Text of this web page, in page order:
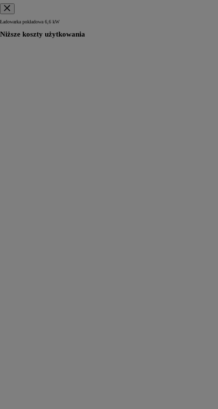
Ładowarka pokładowa 6,6 kW
Niższe koszty użytkowania